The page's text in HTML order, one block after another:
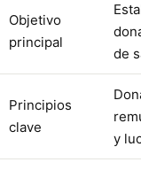
Objetivo
principal
de
Principios
clave
y